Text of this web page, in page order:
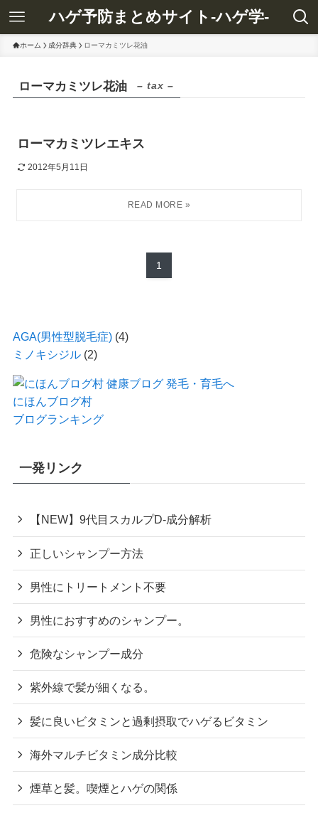
ハゲ予防まとめサイト-ハゲ学-
ホーム 成分辞典 ローマカミツレ花油
ローマカミツレ花油 – tax –
ローマカミツレエキス
2012年5月11日
1
AGA(男性型脱毛症)(4)
ミノキシジル(2)
にほんブログ村
ブログランキング
一発リンク
【NEW】9代目スカルプD-成分解析
正しいシャンプー方法
男性にトリートメント不要
男性におすすめのシャンプー。
危険なシャンプー成分
紫外線で髪が細くなる。
髪に良いビタミンと過剰摂取でハゲるビタミン
海外マルチビタミン成分比較
煙草と髪。喫煙とハゲの関係